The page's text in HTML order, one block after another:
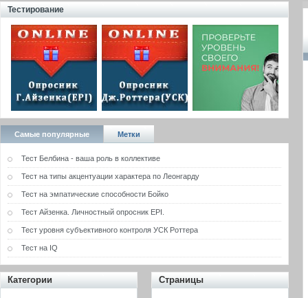
Тестирование
Самые популярные Метки
Тест Белбина - ваша роль в коллективе
Тест на типы акцентуации характера по Леонгарду
Тест на эмпатические способности Бойко
Тест Айзенка. Личностный опросник EPI.
Тест уровня субъективного контроля УСК Роттера
Тест на IQ
Категории Страницы